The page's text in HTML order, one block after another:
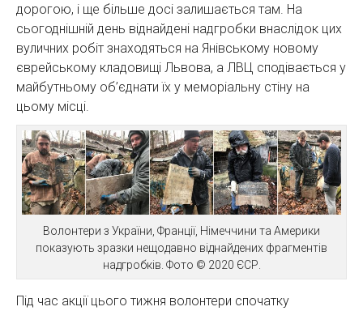
дорогою, і ще більше досі залишається там. На
сьогоднішній день віднайдені надгробки внаслідок цих
вуличних робіт знаходяться на Янівському новому
єврейському кладовищі Львова, а ЛВЦ сподівається у
майбутньому об’єднати їх у меморіальну стіну на
цьому місці.
Волонтери з України, Франції, Німеччини та Америки
показують зразки нещодавно віднайдених фрагментів
надгробків. Фото © 2020 ЄСР.
Під час акції цього тижня волонтери спочатку